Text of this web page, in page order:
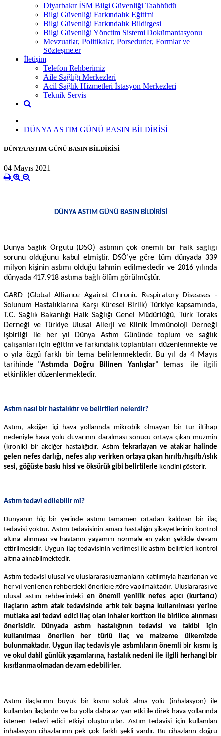
Diyarbakır İSM Bilgi Güvenliği Taahhüdü
Bilgi Güvenliği Farkındalık Eğitimi
Bilgi Güvenliği Farkındalık Bildirgesi
Bilgi Güvenliği Yönetim Sistemi Dokümantasyonu
Mevzuatlar, Politikalar, Porsedurler, Formlar ve
Sözleşmeler
İletişim
Telefon Rehberimiz
Aile Sağlığı Merkezleri
Acil Sağlık Hizmetleri İstasyon Merkezleri
Teknik Servis
DÜNYA ASTIM GÜNÜ BASIN BİLDİRİSİ
DÜNYA ASTIM GÜNÜ BASIN BİLDİRİSİ
04 Mayıs 2021
DÜNYA ASTIM GÜNÜ BASIN BİLDİRİSİ
Dünya Sağlık Örgütü (DSÖ) astımın çok önemli bir halk sağlığı
sorunu olduğunu kabul etmiştir. DSÖ’ye göre tüm dünyada 339
milyon kişinin astımı olduğu tahmin edilmektedir ve 2016 yılında
dünyada 417.918 astıma bağlı ölüm görülmüştür.
GARD (Global Alliance Against Chronic Respiratory Diseases -
Solunum Hastalıklarına Karşı Küresel Birlik) Türkiye kapsamında,
T.C. Sağlık Bakanlığı Halk Sağlığı Genel Müdürlüğü, Türk Toraks
Derneği ve Türkiye Ulusal Allerji ve Klinik İmmünoloji Derneği
işbirliği ile her yıl Dünya Astım Gününde toplum ve sağlık
çalışanları için eğitim ve farkındalık toplantıları düzenlenmekte ve
o yıla özgü farklı bir tema belirlenmektedir. Bu yıl da 4 Mayıs
tarihinde "Astımda Doğru Bilinen Yanlışlar" teması ile ilgili
etkinlikler düzenlenmektedir.
Astım nasıl bir hastalıktır ve belirtileri nelerdir?
Astım, akciğer içi hava yollarında mikrobik olmayan bir tür iltihap
nedeniyle hava yolu duvarının daralması sonucu ortaya çıkan müzmin
(kronik) bir akciğer hastalığıdır. Astım tekrarlayan ve ataklar halinde
gelen nefes darlığı, nefes alıp verirken ortaya çıkan hırıltı/hışıltı/ıslık
sesi, göğüste baskı hissi ve öksürük gibi belirtilerle kendini gösterir.
Astım tedavi edilebilir mi?
Dünyanın hiç bir yerinde astımı tamamen ortadan kaldıran bir ilaç
tedavisi yoktur. Astım tedavisinin amacı hastalığın şikayetlerinin kontrol
altına alınması ve hastanın yaşamını normale en yakın şekilde devam
ettirilmesidir. Uygun ilaç tedavisinin verilmesi ile astım belirtileri kontrol
altına alınabilmektedir.
Astım tedavisi ulusal ve uluslararası uzmanların katılımıyla hazırlanan ve
her yıl yenilenen rehberdeki önerilere göre yapılmaktadır. Uluslararası ve
ulusal astım rehberindeki en önemli yenilik nefes açıcı (kurtarıcı)
ilaçların astım atak tedavisinde artık tek başına kullanılması yerine
mutlaka asıl tedavi edici ilaç olan inhaler kortizon ile birlikte alınması
önerisidir. Dünyada astım hastalığının tedavisi ve takibi için
kullanılması önerilen her türlü ilaç ve malzeme ülkemizde
bulunmaktadır. Uygun ilaç tedavisiyle astımlıların önemli bir kısmı iş
ve okul dahil günlük yaşamlarına, hastalık nedeni ile ilgili herhangi bir
kısıtlanma olmadan devam edebilirler.
Astım ilaçlarının büyük bir kısmı soluk alma yolu (inhalasyon) ile
kullanılan ilaçlardır ve bu yolla daha az yan etki ile direk hava yollarında
istenen tedavi edici etkiyi oluştururlar. Astım tedavisi için kullanılan
inhalasyon cihazlarının pek çok farklı şekli vardır. Bu cihazların doğru